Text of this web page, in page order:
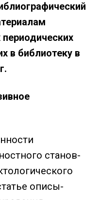
в библиотеку в
станов-
описы-